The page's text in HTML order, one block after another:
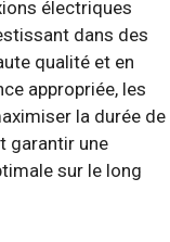
électriques
dans des
qualité et en
appropriée, les
la durée de
garantir une
sur le long